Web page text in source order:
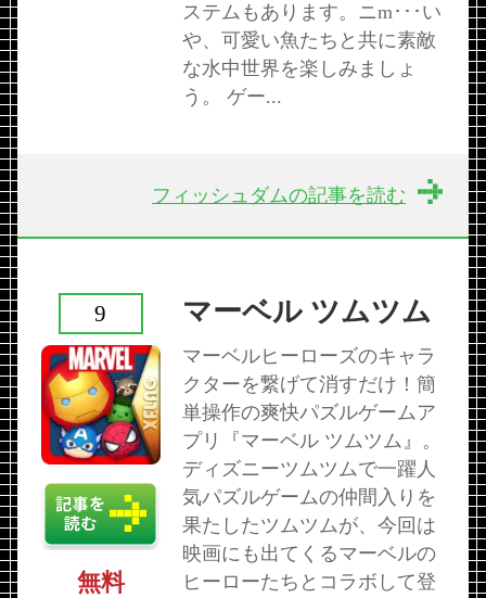
ステムもあります。ニm･･･い
や、可愛い魚たちと共に素敵
な水中世界を楽しみましょ
う。 ゲー...
フィッシュダムの記事を読む
マーベル ツムツム
マーベルヒーローズのキャラ
クターを繋げて消すだけ！簡
単操作の爽快パズルゲームア
プリ『マーベル ツムツム』。
ディズニーツムツムで一躍人
気パズルゲームの仲間入りを
果たしたツムツムが、今回は
映画にも出てくるマーベルの
ヒーローたちとコラボして登
9
無料